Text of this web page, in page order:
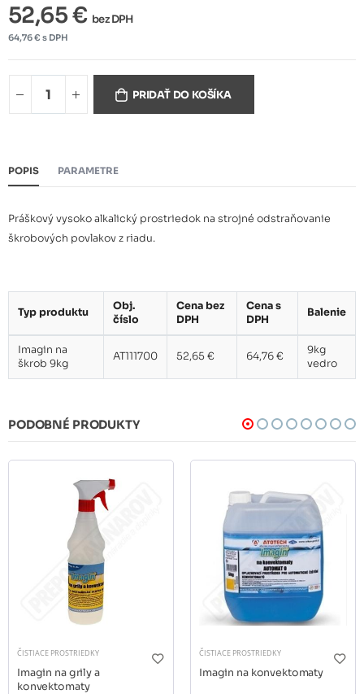
52,65 € bez DPH
64,76 € s DPH
PRIDAŤ DO KOŠÍKA
POPIS PARAMETRE
Práškový vysoko alkalický prostriedok na strojné odstraňovanie
škrobových povlakov z riadu.
Typ produktu
Obj.
číslo
Cena bez
DPH
Cena s
DPH
Balenie
Imagin na
škrob 9kg
AT111700 52,65 € 64,76 €
9kg
vedro
PODOBNÉ PRODUKTY
ČISTIACE PROSTRIEDKY
Imagin na grily a
konvektomaty
ČISTIACE PROSTRIEDKY
Imagin na konvektomaty